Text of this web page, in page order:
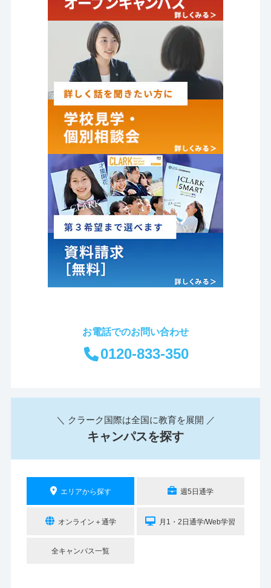
お電話でのお問い合わせ
0120-833-350
＼ クラーク国際は全国に教育を展開 ／
キャンパスを探す
エリアから探す 週5日通学
オンライン＋通学 月1・2日通学/Web学習
全キャンパス一覧